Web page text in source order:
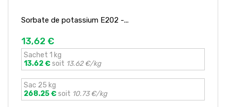
Sorbate de potassium E202 -...
13,62 €
Sachet 1 kg
13.62 €soit 13.62 €/kg
Sac 25 kg
268.25 €soit 10.73 €/kg